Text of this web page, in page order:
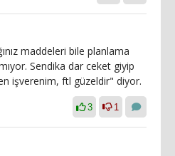
maddeleri bile planlama
Sendika dar ceket giyip
işverenim, ftl güzeldir" diyor.
3 1